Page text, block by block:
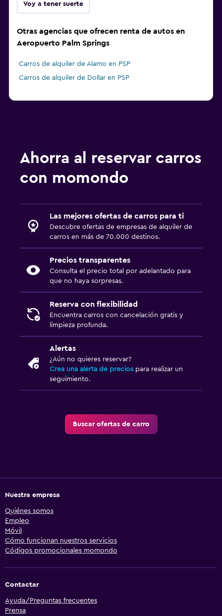
Voy a tener suerte
Otras agencias que ofrecen renta de autos en
Aeropuerto Palm Springs
Carros de alquiler de Alamo en PSP
Carros de alquiler de Dollar en PSP
Ahorra al reservar carros
con momondo
Las mejores ofertas de carros para ti
Descubre ofertas de empresas de alquiler de
carros en más de 70.000 destinos.
Precios transparentes
Consulta el precio total por adelantado para
que no haya sorpresas.
Reserva con flexibilidad
Encuentra carros con cancelación gratis y
limpieza profunda.
Alertas
¿Aún no quieres reservar?
Crea una alerta de precios para realizar un
seguimiento.
Buscar ofertas de carro
Nuestra empresa
Quiénes somos
Empleo
Móvil
Cómo funcionan nuestros servicios
Códigos promocionales momondo
Contactar
Ayuda/Preguntas frecuentes
Prensa